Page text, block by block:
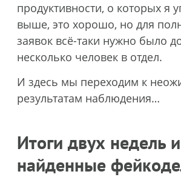
продуктивности, о которых я
выше, это хорошо, но для
заявок всё-таки нужно было
несколько человек в отдел.
И здесь мы переходим к
результатам наблюдения…
Итоги двух недель и
найденные